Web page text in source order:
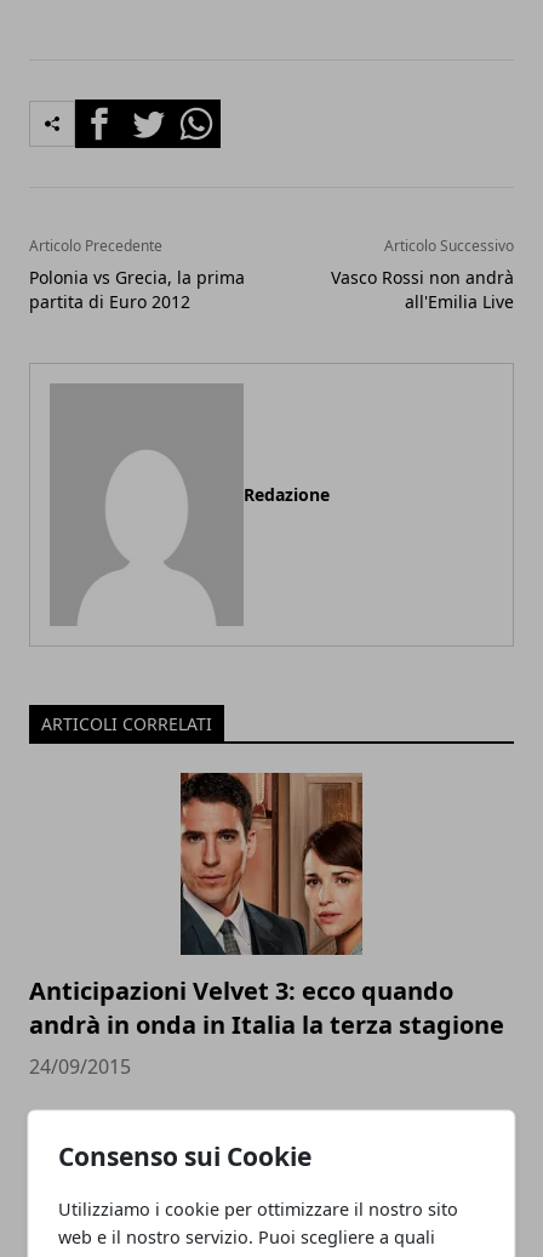
Consenso sui Cookie
Utilizziamo i cookie per ottimizzare il nostro sito
web e il nostro servizio. Puoi scegliere a quali
FacebookTwitterWhatsapp
Articolo Precedente
Polonia vs Grecia, la prima
partita di Euro 2012
Articolo Successivo
Vasco Rossi non andrà
all'Emilia Live
Redazione
ARTICOLI CORRELATI
Anticipazioni Velvet 3: ecco quando
andrà in onda in Italia la terza stagione
24/09/2015